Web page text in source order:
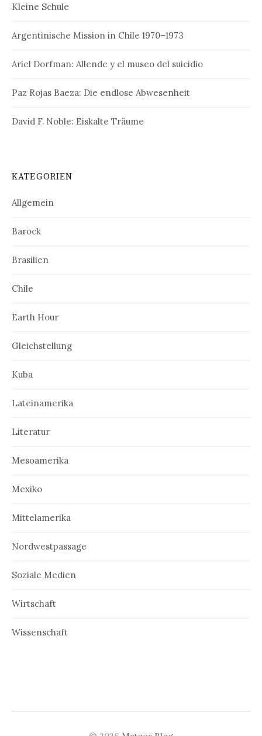
Kleine Schule
Argentinische Mission in Chile 1970–1973
Ariel Dorfman: Allende y el museo del suicidio
Paz Rojas Baeza: Die endlose Abwesenheit
David F. Noble: Eiskalte Träume
KATEGORIEN
Allgemein
Barock
Brasilien
Chile
Earth Hour
Gleichstellung
Kuba
Lateinamerika
Literatur
Mesoamerika
Mexiko
Mittelamerika
Nordwestpassage
Soziale Medien
Wirtschaft
Wissenschaft